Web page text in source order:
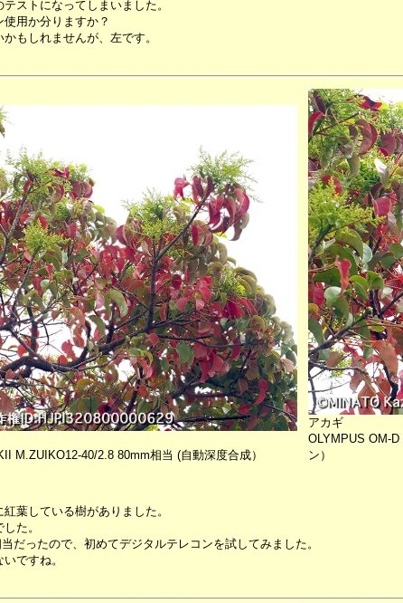
ストになってしまいました。
用か分りますか？
もしれませんが、左です。
M.ZUIKO12-40/2.8 80mm相当 (自動深度合成）
アカギ
OLYMPUS OM-
ン）
葉している樹がありました。
た。
だったので、初めてデジタルテレコンを試してみました。
ですね。